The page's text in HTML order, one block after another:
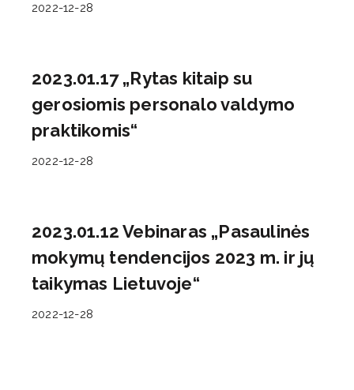
2022-12-28
2023.01.17 „Rytas kitaip su
gerosiomis personalo valdymo
praktikomis“
2022-12-28
2023.01.12 Vebinaras „Pasaulinės
mokymų tendencijos 2023 m. ir jų
taikymas Lietuvoje“
2022-12-28